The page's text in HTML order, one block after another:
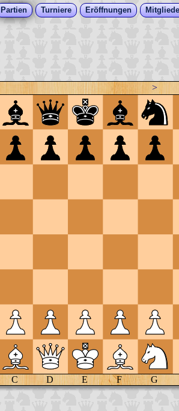
Partien Turniere Eröffnungen
>
C D E F G